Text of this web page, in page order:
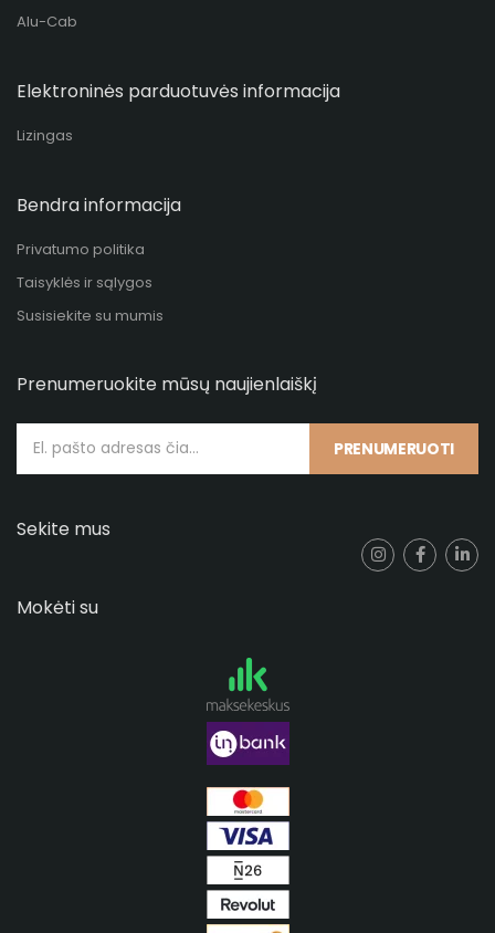
Alu-Cab
Elektroninės parduotuvės informacija
Lizingas
Bendra informacija
Privatumo politika
Taisyklės ir sąlygos
Susisiekite su mumis
Prenumeruokite mūsų naujienlaiškį
PRENUMERUOTI
Sekite mus
Mokėti su